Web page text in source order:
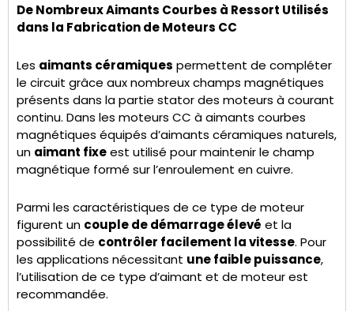
De Nombreux Aimants Courbes à Ressort Utilisés
dans la Fabrication de Moteurs CC
Les aimants céramiques permettent de compléter
le circuit grâce aux nombreux champs magnétiques
présents dans la partie stator des moteurs à courant
continu. Dans les moteurs CC à aimants courbes
magnétiques équipés d’aimants céramiques naturels,
un aimant fixeest utilisé pour maintenir le champ
magnétique formé sur l’enroulement en cuivre.
Parmi les caractéristiques de ce type de moteur
figurent un couple de démarrage élevé et la
possibilité de contrôler facilement la vitesse. Pour
les applications nécessitant une faible puissance,
l’utilisation de ce type d’aimant et de moteur est
recommandée.